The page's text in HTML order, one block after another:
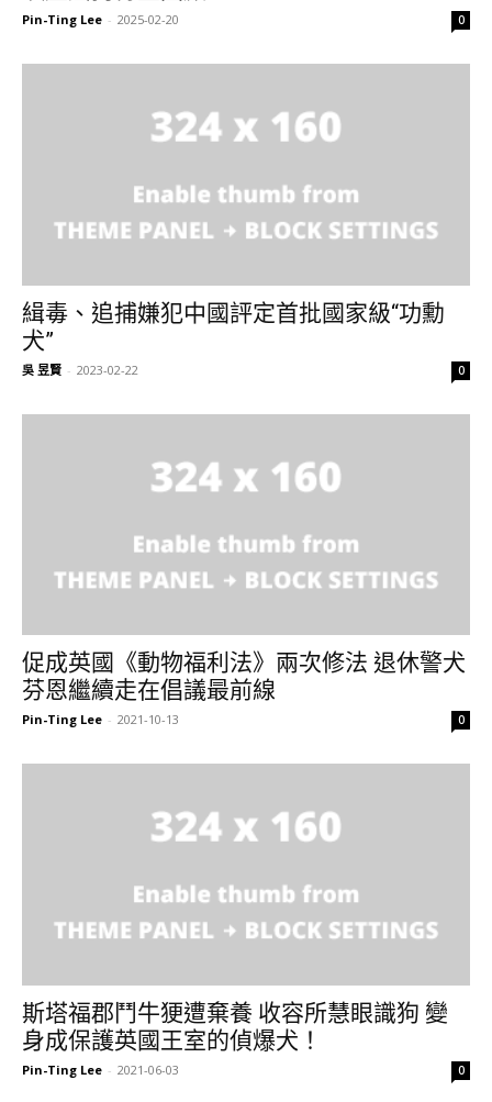
Pin-Ting Lee - 2025-02-20 0
緝毒、追捕嫌犯中國評定首批國家級“功勳
犬”
吳 昱賢 - 2023-02-22 0
促成英國《動物福利法》兩次修法 退休警犬
芬恩繼續走在倡議最前線
Pin-Ting Lee - 2021-10-13 0
斯塔福郡鬥牛㹴遭棄養 收容所慧眼識狗 變
身成保護英國王室的偵爆犬！
Pin-Ting Lee - 2021-06-03 0